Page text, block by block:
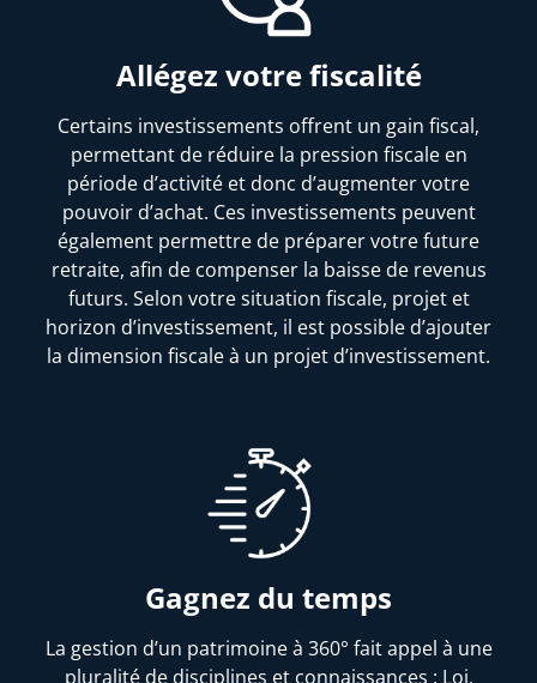
Allégez votre fiscalité
Certains investissements offrent un gain fiscal,
permettant de réduire la pression fiscale en
période d’activité et donc d’augmenter votre
pouvoir d’achat. Ces investissements peuvent
également permettre de préparer votre future
retraite, afin de compenser la baisse de revenus
futurs. Selon votre situation fiscale, projet et
horizon d’investissement, il est possible d’ajouter
la dimension fiscale à un projet d’investissement.
Gagnez du temps
La gestion d’un patrimoine à 360° fait appel à une
pluralité de disciplines et connaissances : Loi,